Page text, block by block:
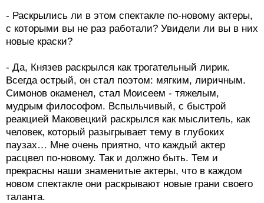
- Раскрылись ли в этом спектакле по-новому актеры,
с которыми вы не раз работали? Увидели ли вы в них
новые краски?
- Да, Князев раскрылся как трогательный лирик.
Всегда острый, он стал поэтом: мягким, лиричным.
Симонов окаменел, стал Моисеем - тяжелым,
мудрым философом. Вспыльчивый, с быстрой
реакцией Маковецкий раскрылся как мыслитель, как
человек, который разыгрывает тему в глубоких
паузах… Мне очень приятно, что каждый актер
расцвел по-новому. Так и должно быть. Тем и
прекрасны наши знаменитые актеры, что в каждом
новом спектакле они раскрывают новые грани своего
таланта.